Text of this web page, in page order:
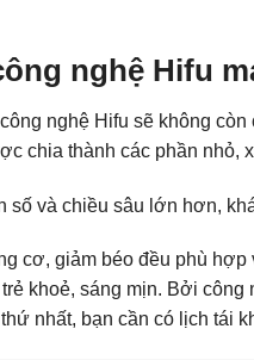
nghệ Hifu
nghệ Hifu sẽ không
chia thành các phần nhỏ,
và chiều sâu lớn hơn,
cơ, giảm béo đều phù
khoẻ, sáng mịn. Bởi
nhất, bạn cần có lịch tái